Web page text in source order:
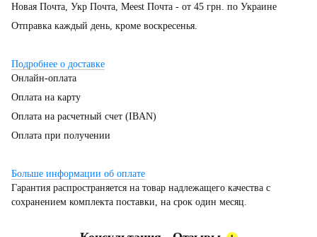
Новая Почта, Укр Почта, Meest Почта - от 45 грн. по Украине
Отправка каждый день, кроме воскресенья.
Подробнее о доставке
Онлайн-оплата
Оплата на карту
Оплата на расчетный счет (IBAN)
Оплата при получении
Больше информации об оплате
Гарантия распространяется на товар надлежащего качества с
сохранением комплекта поставки, на срок один месяц.